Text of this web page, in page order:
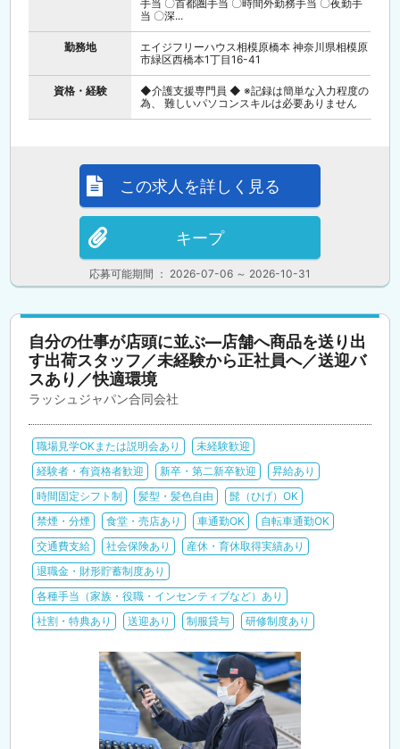
手当 〇首都圏手当 〇時間外勤務手当 〇夜勤手
当 〇深...
勤務地
エイジフリーハウス相模原橋本 神奈川県相模原
市緑区西橋本1丁目16-41
資格・経験
◆介護支援専門員 ◆ ※記録は簡単な入力程度の
為、 難しいパソコンスキルは必要ありません
応募可能期間 ： 2026-07-06 ～ 2026-10-31
この求人を詳しく見る
キープ
自分の仕事が店頭に並ぶ―店舗へ商品を送り出
す出荷スタッフ／未経験から正社員へ／送迎バ
スあり／快適環境
ラッシュジャパン合同会社
職場見学OKまたは説明会あり
未経験歓迎
経験者・有資格者歓迎
新卒・第二新卒歓迎
昇給あり
時間固定シフト制
髪型・髪色自由
髭（ひげ）OK
禁煙・分煙
食堂・売店あり 車通勤OK
自転車通勤OK
交通費支給
社会保険あり
産休・育休取得実績あり
退職金・財形貯蓄制度あり
各種手当（家族・役職・インセンティブなど）あり
社割・特典あり
送迎あり 制服貸与 研修制度あり